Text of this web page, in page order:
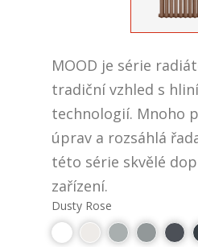
MOOD je série
tradiční vzhled s
technologií. Mnoho
úprav a rozsáhlá
této série skvělé
zařízení.
Dusty Rose